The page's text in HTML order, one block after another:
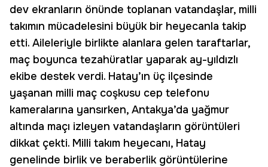
dev ekranların önünde toplanan vatandaşlar, milli
takımın mücadelesini büyük bir heyecanla takip
etti. Aileleriyle birlikte alanlara gelen taraftarlar,
maç boyunca tezahüratlar yaparak ay-yıldızlı
ekibe destek verdi. Hatay’ın üç ilçesinde
yaşanan milli maç coşkusu cep telefonu
kameralarına yansırken, Antakya’da yağmur
altında maçı izleyen vatandaşların görüntüleri
dikkat çekti. Milli takım heyecanı, Hatay
genelinde birlik ve beraberlik görüntülerine